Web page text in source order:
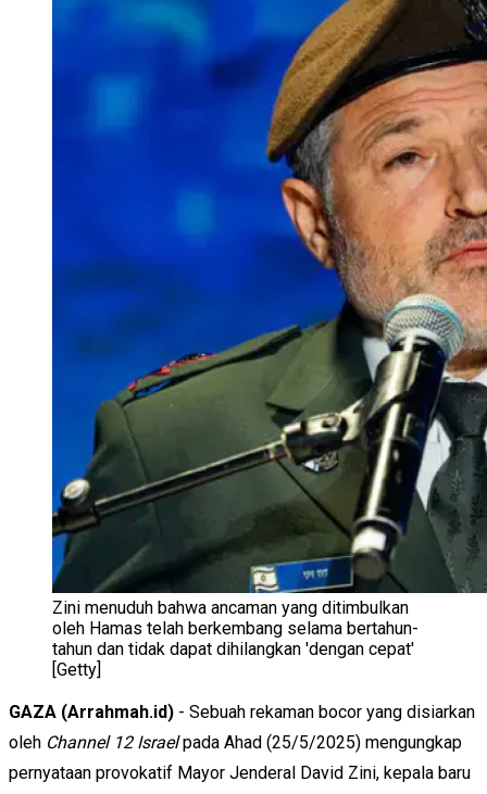
Zini menuduh bahwa ancaman yang ditimbulkan
oleh Hamas telah berkembang selama bertahun-
tahun dan tidak dapat dihilangkan 'dengan cepat'
[Getty]
GAZA (Arrahmah.id) - Sebuah rekaman bocor yang disiarkan
oleh Channel 12 Israelpada Ahad (25/5/2025) mengungkap
pernyataan provokatif Mayor Jenderal David Zini, kepala baru